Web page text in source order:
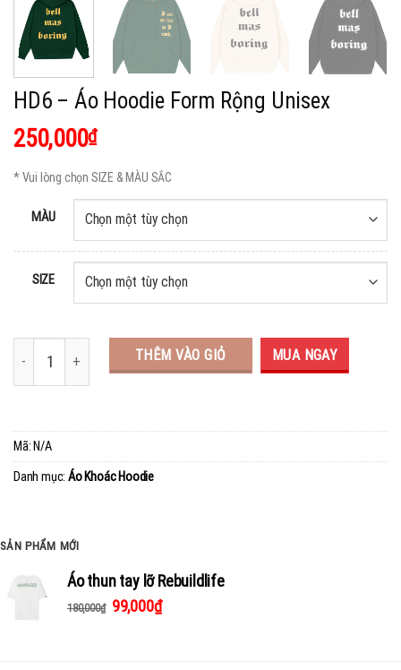
HD6 – Áo Hoodie Form Rộng Unisex
250,000₫
* Vui lòng chọn SIZE & MÀU SẮC
MÀU
SIZE
THÊM VÀO GIỎ MUA NGAY
Mã: N/A
Danh mục: Áo Khoác Hoodie
SẢN PHẨM MỚI
Áo thun tay lỡ Rebuildlife
180,000₫ 99,000₫